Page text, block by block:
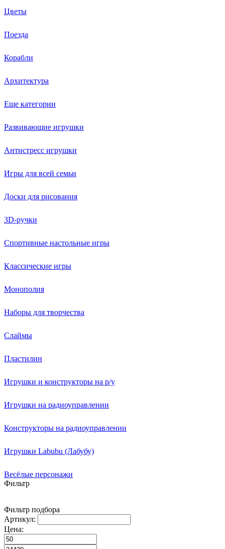
Цветы
Поезда
Корабли
Архитектура
Еще категории
Развивающие игрушки
Антистресс игрушки
Игры для всей семьи
Доски для рисования
3D-ручки
Спортивные настольные игры
Классические игры
Монополия
Наборы для творчества
Слаймы
Пластилин
Игрушки и конструкторы на р/у
Игрушки на радиоуправлении
Конструкторы на радиоуправлении
Игрушки Labubu (Лабубу)
Весёлые персонажи
Фильтр
Фильтр подбора
Артикул:
Цена: